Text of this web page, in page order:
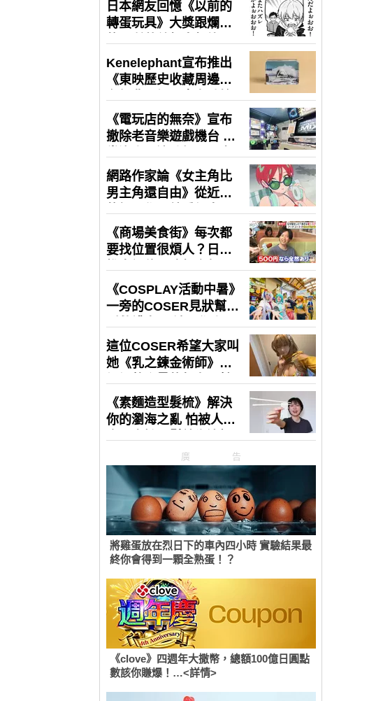
廣告
將雞蛋放在烈日下的車內四小時 實驗結果最
終你會得到一顆全熟蛋！？
《clove》四週年大撒幣，總額100億日圓點
數該你賺爆！…<詳情>